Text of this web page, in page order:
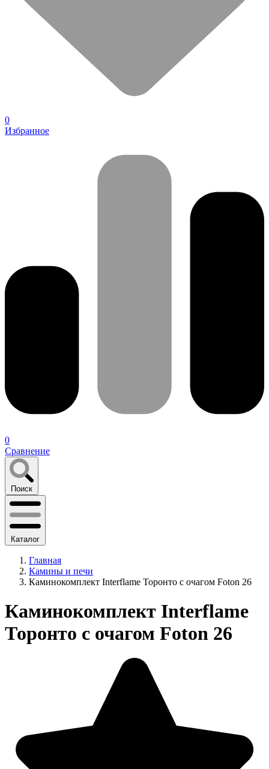
0
Избранное
0
Сравнение
Поиск
Каталог
Главная
Камины и печи
Каминокомплект Interflame Торонто с очагом Foton 26
Каминокомплект Interflame
Торонто с очагом Foton 26